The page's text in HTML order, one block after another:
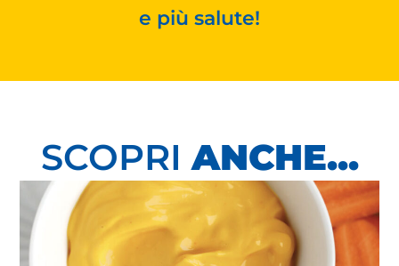
e più salute!
SCOPRIANCHE...